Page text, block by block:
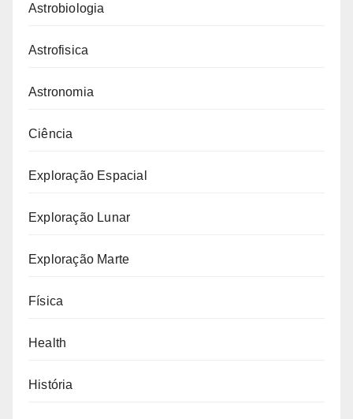
Astrobiologia
Astrofisica
Astronomia
Ciência
Exploração Espacial
Exploração Lunar
Exploração Marte
Física
Health
História